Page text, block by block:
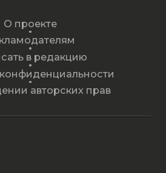
О проекте
в редакцию
авторских прав